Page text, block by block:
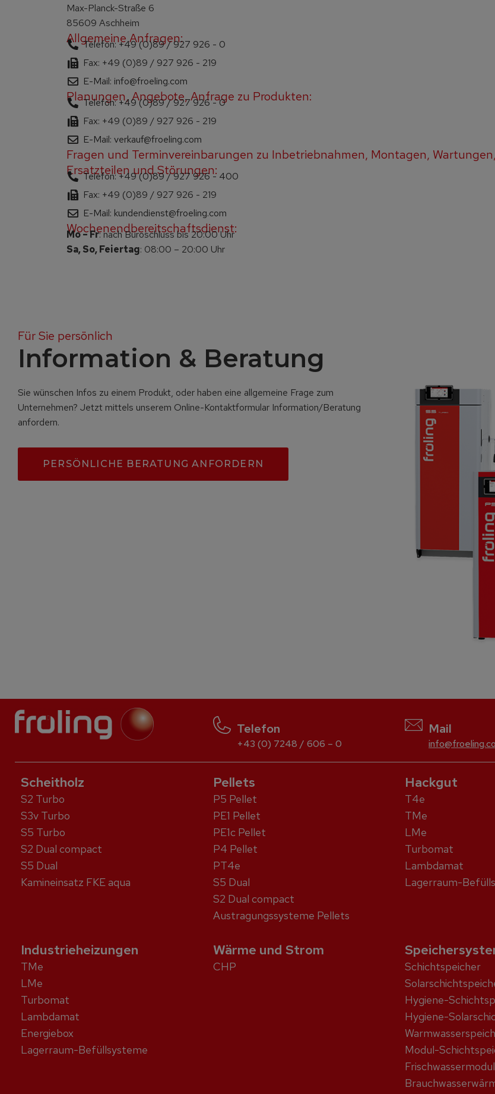
Max-Planck-Straße 6
85609 Aschheim
Allgemeine Anfragen:
Telefon: +49 (0)89 / 927 926 - 0
Fax: +49 (0)89 / 927 926 - 219
E-Mail: info@froeling.com
Planungen, Angebote, Anfrage zu Produkten:
Telefon: +49 (0)89 / 927 926 - 0
Fax: +49 (0)89 / 927 926 - 219
E-Mail: verkauf@froeling.com
Fragen und Terminvereinbarungen zu Inbetriebnahmen, Montagen, Wartungen,
Ersatzteilen und Störungen:
Telefon: +49 (0)89 / 927 926 - 400
Fax: +49 (0)89 / 927 926 - 219
E-Mail: kundendienst@froeling.com
Wochenendbereitschaftsdienst:
Mo – Fr: nach Büroschluss bis 20:00 Uhr
Sa, So, Feiertag: 08:00 – 20:00 Uhr
Für Sie persönlich
Information & Beratung
Sie wünschen Infos zu einem Produkt, oder haben eine allgemeine Frage zum
Unternehmen? Jetzt mittels unserem Online-Kontaktformular Information/Beratung
anfordern.
PERSÖNLICHE BERATUNG ANFORDERN
Telefon
+43 (0) 7248 / 606 – 0
Mail
Scheitholz
S2 Turbo
S3v Turbo
S5 Turbo
S2 Dual compact
S5 Dual
Kaminein­satz FKE aqua
Pellets
P5 Pellet
PE1 Pellet
PE1c Pellet
P4 Pellet
PT4e
S5 Dual
S2 Dual compact
Austragungssysteme Pellets
Hackgut
T4e
TMe
LMe
Turbomat
Lambdamat
Lagerraum-
Industrieheizungen
TMe
LMe
Turbomat
Lambdamat
Energiebox
Lagerraum-Befüllsysteme
Wärme und Strom
CHP
Schicht­speicher
Hygiene-
Hygiene-
Modul-